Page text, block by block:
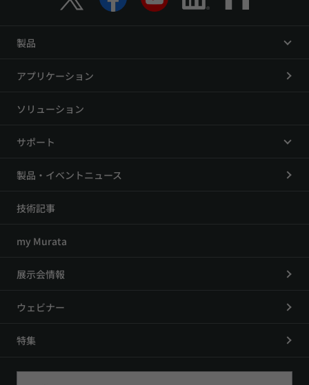
製品
アプリケーション
ソリューション
サポート
製品・イベントニュース
技術記事
my Murata
展示会情報
ウェビナー
特集